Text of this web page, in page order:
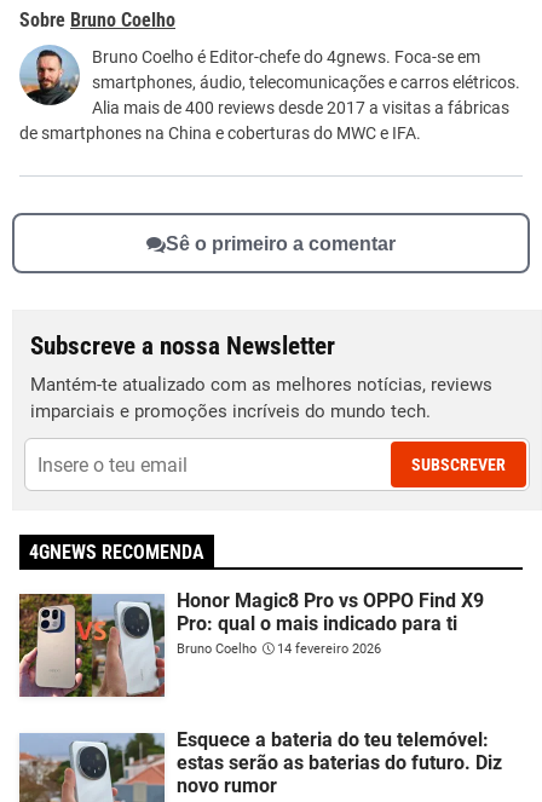
Este conteúdo contém informação incorreta
Este conteúdo não tem a informação que procuro
Outro
Bruno Coelho
Bruno Coelho é Editor-chefe do 4gnews. Foca-se em
smartphones, áudio, telecomunicações e carros elétricos.
Alia mais de 400 reviews desde 2017 a visitas a fábricas
de smartphones na China e coberturas do MWC e IFA.
Sê o primeiro a comentar
Subscreve a nossa Newsletter
Mantém-te atualizado com as melhores notícias, reviews
imparciais e promoções incríveis do mundo tech.
SUBSCREVER
4GNEWS RECOMENDA
Honor Magic8 Pro vs OPPO Find X9
Pro: qual o mais indicado para ti
Bruno Coelho 14 fevereiro 2026
Esquece a bateria do teu telemóvel:
estas serão as baterias do futuro. Diz
novo rumor